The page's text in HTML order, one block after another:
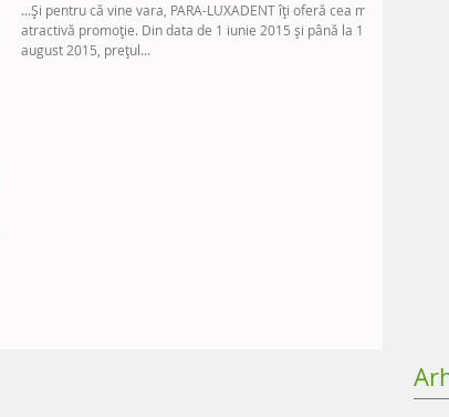
...Și pentru că vine vara, PARA-LUXADENT îți oferă cea mai
atractivă promoție. Din data de 1 iunie 2015 și până la 1
august 2015, prețul...